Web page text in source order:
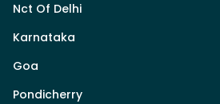
Nct Of Delhi
Karnataka
Goa
Pondicherry